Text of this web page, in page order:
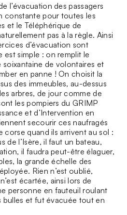
l’évacuation des passagers
constante pour toutes les
et le Téléphérique de
pas à la règle. Ainsi
d’évacuation sont
est simple : on remplit le
de volontaires et
en panne ! On choisit la
des immeubles, au-dessus
arbres, de jour comme de
les pompiers du GRIMP
et d’Intervention en
secourir ces naufragés
corse quand ils arrivent au sol :
de l’Isère, il faut un bateau,
il faudra peut-être élaguer,
la grande échelle des
Rien n’est oublié,
écartée, ainsi lors de
personne en fauteuil roulant
bulles et fut évacuée tout en